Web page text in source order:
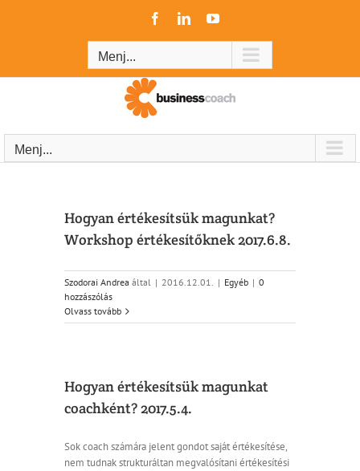
FacebookLinkedInYouTube
Menj...
Menj...
Hogyan értékesítsük magunkat?
Workshop értékesítőknek 2017.6.8.
Szodorai Andrea által | 2016.12.01. | Egyéb | 0
hozzászólás
Olvass tovább
Hogyan értékesítsük magunkat
coachként? 2017.5.4.
Sok coach számára jelent gondot saját értékesítése,
nem tudnak strukturáltan megvalósítani értékesítési